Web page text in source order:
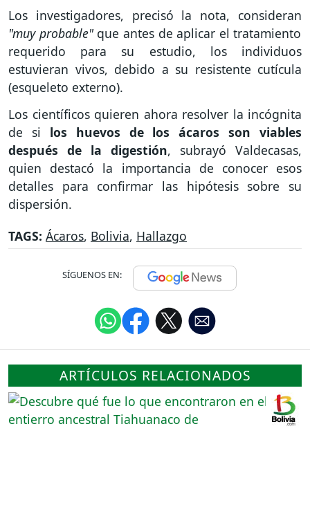
Los investigadores, precisó la nota, consideran
"muy probable" que antes de aplicar el tratamiento
requerido para su estudio, los individuos
estuvieran vivos, debido a su resistente cutícula
(esqueleto externo).
Los científicos quieren ahora resolver la incógnita
de si los huevos de los ácaros son viables
después de la digestión, subrayó Valdecasas,
quien destacó la importancia de conocer esos
detalles para confirmar las hipótesis sobre su
dispersión.
TAGS: Ácaros, Bolivia, Hallazgo
SÍGUENOS EN:
ARTÍCULOS RELACIONADOS